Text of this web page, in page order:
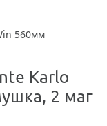
560мм
Karlo
2 маг